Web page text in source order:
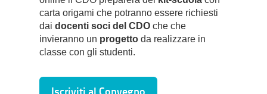
carta origami che potranno essere richiesti
dai docenti soci del CDO che che
invieranno un progetto da realizzare in
classe con gli studenti.